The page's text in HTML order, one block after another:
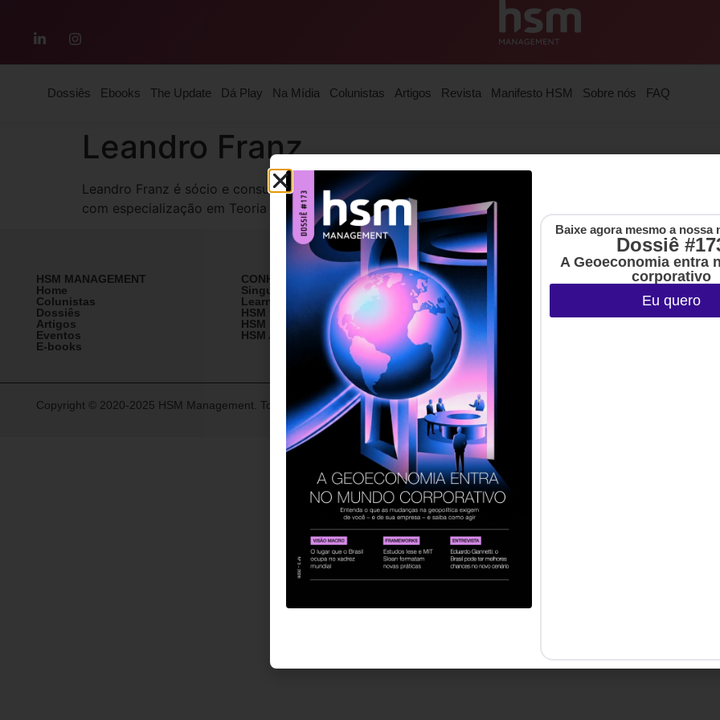
Dossiês Ebooks The Update Dá Play Na Mídia Colunistas Artigos Revista Manifesto HSM Sobre nós FAQ
Leandro Franz
Leandro Franz é sócio e consultor da People+Strategy. Mestre em Economia
com especialização em Teoria dos Jogos pelo Insper e economista pela UFSC.
HSM MANAGEMENT
Home
Colunistas
Dossiês
Artigos
Eventos
E-books
CONHEÇA A HSM
SingularityU Brazil
Learning Village
HSM University
HSM Mais
HSM Academy
Copyright © 2020-2025 HSM Management. Todos os direitos reservados.
Baixe agora mesmo a nossa
Dossiê
A Geoeconomia entra
corporativo
Eu quero